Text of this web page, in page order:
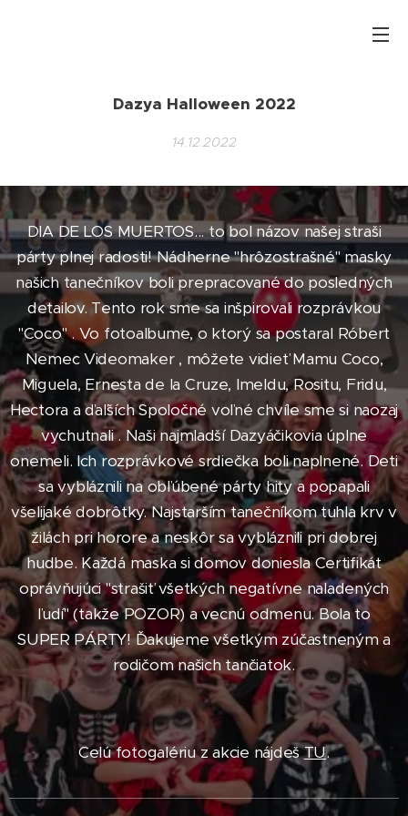
Dazya Halloween 2022
14.12.2022
DIA DE LOS MUERTOS... to bol názov našej straši
párty plnej radosti! Nádherne "hrôzostrašné" masky
našich tanečníkov boli prepracované do posledných
detailov. Tento rok sme sa inšpirovali rozprávkou
"Coco" . Vo fotoalbume, o ktorý sa postaral Róbert
Nemec Videomaker , môžete vidieť Mamu Coco,
Miguela, Ernesta de la Cruze, Imeldu, Rositu, Fridu,
Hectora a ďaľších Spoločné voľné chvíle sme si naozaj
vychutnali . Naši najmladší Dazyáčikovia úplne
onemeli. Ich rozprávkové srdiečka boli naplnené. Deti
sa vybláznili na obľúbené párty hity a popapali
všelijaké dobrôtky. Najstarším tanečníkom tuhla krv v
žilách pri horore a neskôr sa vybláznili pri dobrej
hudbe. Každá maska si domov doniesla Certifikát
oprávňujúci "strašiť všetkých negatívne naladených
ľudí" (takže POZOR) a vecnú odmenu. Bola to
SUPER PÁRTY! Ďakujeme všetkým zúčastneným a
rodičom našich tančiatok.
Celú fotogalériu z akcie nájdešTU.